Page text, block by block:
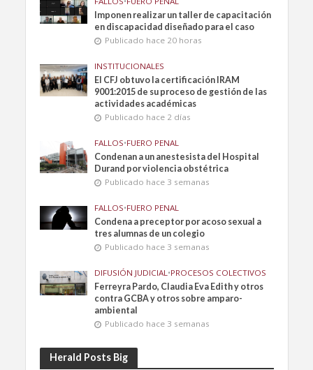
Imponen realizar un taller de capacitación
en discapacidad diseñado para el caso
Publicado hace 20 horas
INSTITUCIONALES
El CFJ obtuvo la certificación IRAM
9001:2015 de su proceso de gestión de las
actividades académicas
Publicado hace 2 días
FALLOS•FUERO PENAL
Condenan a un anestesista del Hospital
Durand por violencia obstétrica
Publicado hace 3 semanas
FALLOS•FUERO PENAL
Condena a preceptor por acoso sexual a
tres alumnas de un colegio
Publicado hace 3 semanas
DIFUSIÓN JUDICIAL•PROCESOS COLECTIVOS
Ferreyra Pardo, Claudia Eva Edith y otros
contra GCBA y otros sobre amparo-
ambiental
Publicado hace 3 semanas
Herald Posts Big